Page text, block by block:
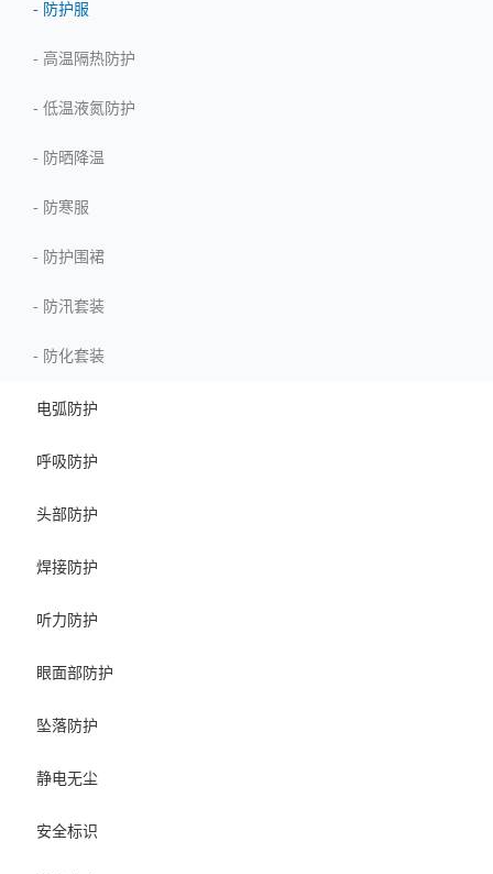
- 防护服
- 高温隔热防护
- 低温液氮防护
- 防晒降温
- 防寒服
- 防护围裙
- 防汛套装
- 防化套装
电弧防护
呼吸防护
头部防护
焊接防护
听力防护
眼面部防护
坠落防护
静电无尘
安全标识